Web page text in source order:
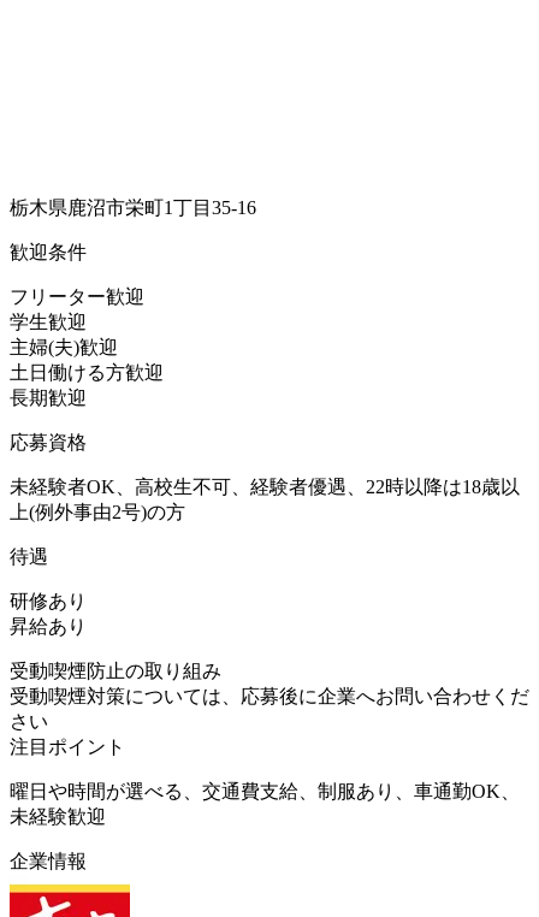
栃木県鹿沼市栄町1丁目35-16
歓迎条件
フリーター歓迎
学生歓迎
主婦(夫)歓迎
土日働ける方歓迎
長期歓迎
応募資格
未経験者OK、高校生不可、経験者優遇、22時以降は18歳以
上(例外事由2号)の方
待遇
研修あり
昇給あり
受動喫煙防止の取り組み
受動喫煙対策については、応募後に企業へお問い合わせくだ
さい
注目ポイント
曜日や時間が選べる、交通費支給、制服あり、車通勤OK、
未経験歓迎
企業情報